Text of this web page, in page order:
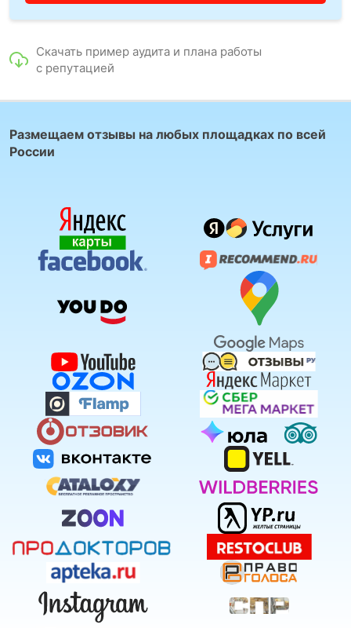
Скачать пример аудита и плана работы
с репутацией
Размещаем отзывы на любых площадках по всей
России